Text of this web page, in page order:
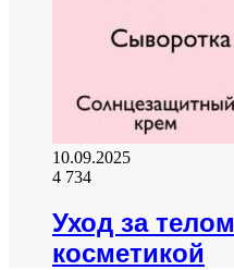
10.09.2025
4 734
Уход за
косметикой